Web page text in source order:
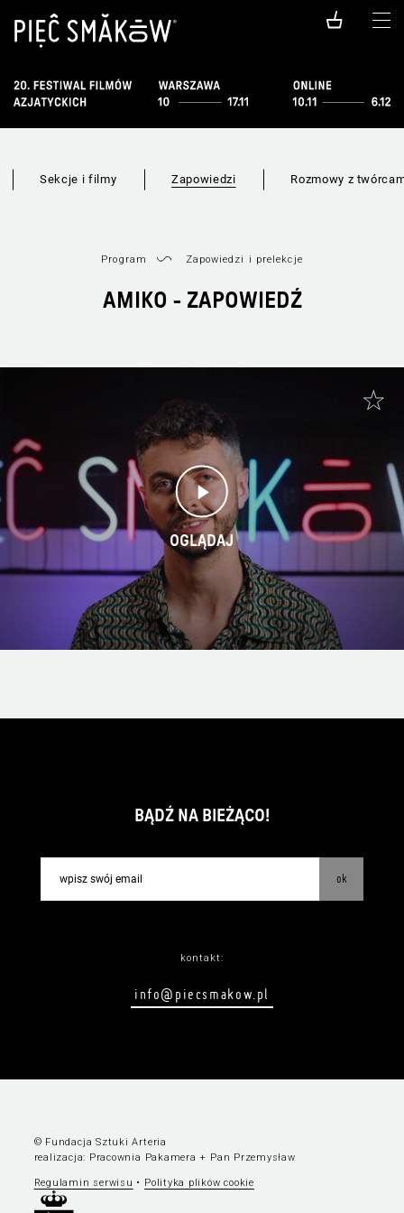
Sekcje i filmy Zapowiedzi Rozmowy z
Program Zapowiedzi i prelekcje
AMIKO - ZAPOWIEDŹ
OGLĄDAJ
BĄDŹ NA BIEŻĄCO!
ok
kontakt:
info@piecsmakow.pl
© Fundacja Sztuki Arteria
realizacja: Pracownia Pakamera + Pan Przemysław
Regulamin serwisu • Polityka plików cookie